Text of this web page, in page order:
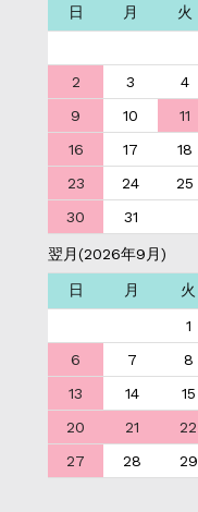
日 月 火
2
3 4
9
10 11
16
17 18
23
24 25
30
31
翌月(2026年9月)
日 月 火
1
6
7 8
13
14 15
20
21 22
27
28 29